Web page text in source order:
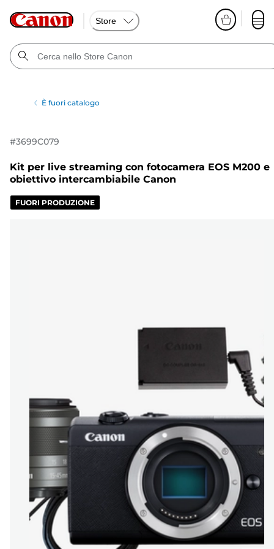
Store
È fuori catalogo
#3699C079
Kit per live streaming con fotocamera EOS M200 e
obiettivo intercambiabile Canon
FUORI PRODUZIONE